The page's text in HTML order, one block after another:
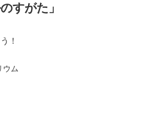
すがた」
！
ウム